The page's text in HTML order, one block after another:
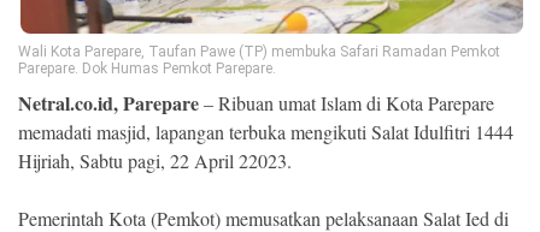
Wali Kota Parepare, Taufan Pawe (TP) membuka Safari Ramadan Pemkot
Parepare. Dok Humas Pemkot Parepare.
Netral.co.id, Parepare– Ribuan umat Islam di Kota Parepare
memadati masjid, lapangan terbuka mengikuti Salat Idulfitri 1444
Hijriah, Sabtu pagi, 22 April 22023.
Pemerintah Kota (Pemkot) memusatkan pelaksanaan Salat Ied di